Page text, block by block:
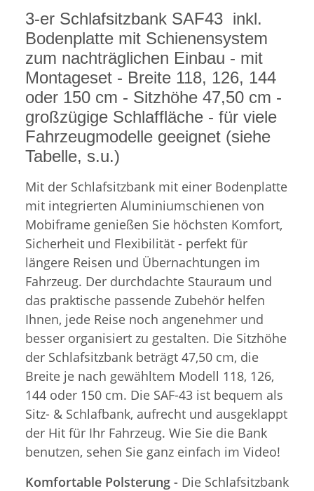
3-er Schlafsitzbank SAF43 inkl.
Bodenplatte mit Schienensystem
zum nachträglichen Einbau - mit
Montageset - Breite 118, 126, 144
oder 150 cm - Sitzhöhe 47,50 cm -
großzügige Schlaffläche - für viele
Fahrzeugmodelle geeignet (siehe
Tabelle, s.u.)
Mit der Schlafsitzbank mit einer Bodenplatte
mit integrierten Aluminiumschienen von
Mobiframe genießen Sie höchsten Komfort,
Sicherheit und Flexibilität - perfekt für
längere Reisen und Übernachtungen im
Fahrzeug. Der durchdachte Stauraum und
das praktische passende Zubehör helfen
Ihnen, jede Reise noch angenehmer und
besser organisiert zu gestalten. Die Sitzhöhe
der Schlafsitzbank beträgt 47,50 cm, die
Breite je nach gewähltem Modell 118, 126,
144 oder 150 cm. Die SAF-43 ist bequem als
Sitz- & Schlafbank, aufrecht und ausgeklappt
der Hit für Ihr Fahrzeug. Wie Sie die Bank
benutzen, sehen Sie ganz einfach im Video!
Komfortable Polsterung - Die Schlafsitzbank